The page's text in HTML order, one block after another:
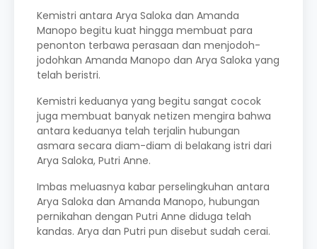
Kemistri antara Arya Saloka dan Amanda
Manopo begitu kuat hingga membuat para
penonton terbawa perasaan dan menjodoh-
jodohkan Amanda Manopo dan Arya Saloka yang
telah beristri.
Kemistri keduanya yang begitu sangat cocok
juga membuat banyak netizen mengira bahwa
antara keduanya telah terjalin hubungan
asmara secara diam-diam di belakang istri dari
Arya Saloka, Putri Anne.
Imbas meluasnya kabar perselingkuhan antara
Arya Saloka dan Amanda Manopo, hubungan
pernikahan dengan Putri Anne diduga telah
kandas. Arya dan Putri pun disebut sudah cerai.